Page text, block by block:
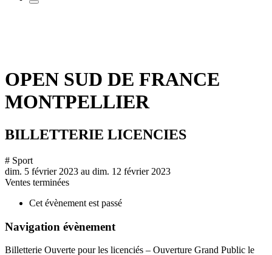
OPEN SUD DE FRANCE
MONTPELLIER
BILLETTERIE LICENCIES
# Sport
dim. 5 février 2023 au dim. 12 février 2023
Ventes terminées
Cet évènement est passé
Navigation évènement
Billetterie Ouverte pour les licenciés – Ouverture Grand Public le